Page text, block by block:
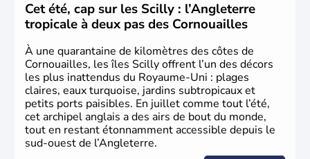
L'Angleterre est l’une des quatre nations constitutives du
Royaume-Uni. Elle est peuplée de plus de 50 millions
d’habitants, les Anglais, et constitue à elle seule, près de
84% de la population de l’ensemble. Le pays s’est créé au
Xème siècle et tient son nom desAngles
germanique installé sur ces terres. Première démocratie
parlementaire au monde, elle doit son développement à
l’essor industriel du XIXème siècle.
Cet été, cap sur les Scilly : l’Angleterre
tropicale à deux pas des Cornouailles
À une quarantaine de kilomètres des côtes de
Cornouailles, les îles Scilly offrent l’un des décors
les plus inattendus du Royaume-Uni : plages
claires, eaux turquoise, jardins subtropicaux et
petits ports paisibles. En juillet comme tout l’été,
cet archipel anglais a des airs de bout du monde,
tout en restant étonnamment accessible depuis le
sud-ouest de l’Angleterre.